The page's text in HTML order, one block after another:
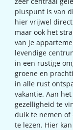
pluspunt is van
hier vrijwel
maar ook het
van je
levendige
in een rustige
groene en
in alle rust
vakantie. Aan
gezelligheid te
duik te nemen of
te lezen. Hier